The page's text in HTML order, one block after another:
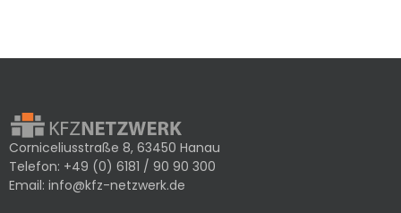
Corniceliusstraße 8, 63450 Hanau
Telefon: +49 (0) 6181 / 90 90 300
Email: info@kfz-netzwerk.de